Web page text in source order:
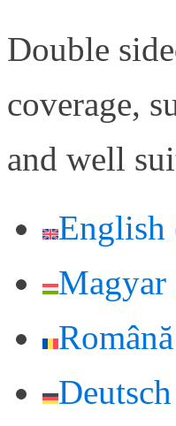
Double
coverage,
and well
English
Magyar
Română
Deutsch